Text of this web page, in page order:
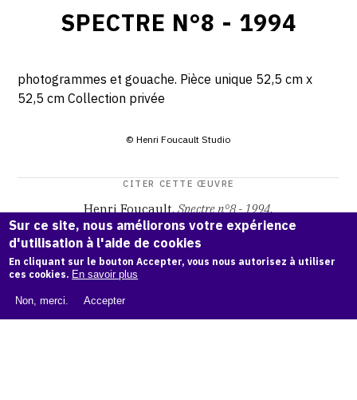
SPECTRE N°8 - 1994
photogrammes et gouache. Pièce unique 52,5 cm x
52,5 cm Collection privée
© Henri Foucault Studio
CITER CETTE ŒUVRE
Henri Foucault,Spectre n°8 - 1994.
Catalogue raisonné Henri Foucault, OAM.ark:38997/o16c
br
COPIER LA CITATION
Sur ce site, nous améliorons votre expérience
d'utilisation à l'aide de cookies
En cliquant sur le bouton Accepter, vous nous autorisez à utiliser
ces cookies. En savoir plus
Non, merci. Accepter